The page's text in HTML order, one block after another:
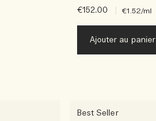
€152.00 €1.52/ml
Ajouter au panier
Best Seller